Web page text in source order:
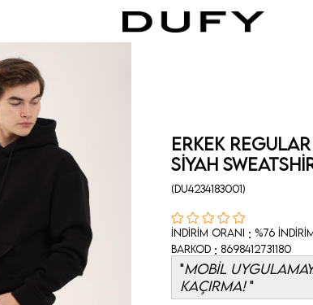
Erkek
Siyah
(DU4234183001)
İndirim Oranı : %76
Barkod : 8698412731180
MOBİL
KAÇIRMA!